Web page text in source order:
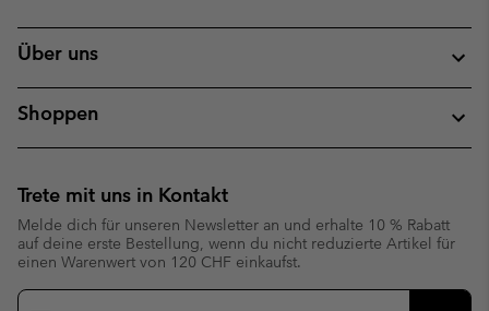
Über uns
Shoppen
Trete mit uns in Kontakt
Melde dich für unseren Newsletter an und erhalte 10 % Rabatt
auf deine erste Bestellung, wenn du nicht reduzierte Artikel für
einen Warenwert von 120 CHF einkaufst.
Newsletter-